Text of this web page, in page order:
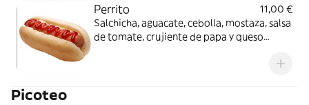
Perrito
11,00 €
Salchicha, aguacate, cebolla, mostaza, salsa
de tomate, crujiente de papa y queso
Picoteo